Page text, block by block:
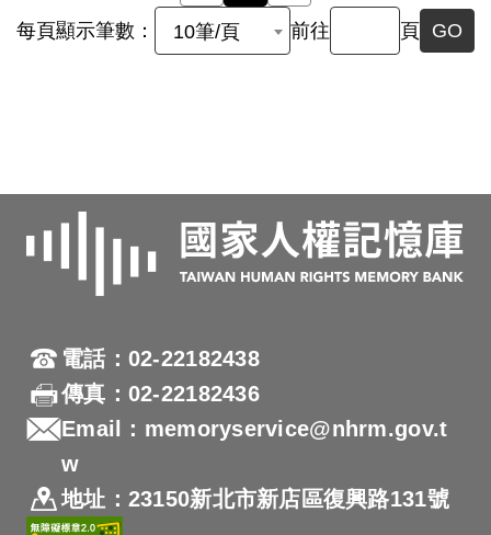
每頁顯示筆數： 10筆/頁 前往 頁 GO
電話：02-22182438
傳真：02-22182436
Email：memoryservice@nhrm.gov.t
w
地址：23150新北市新店區復興路131號